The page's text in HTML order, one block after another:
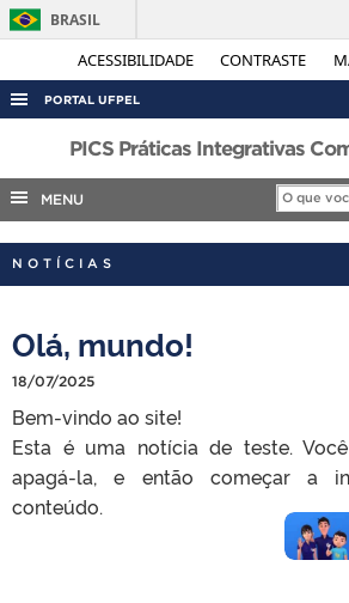
ACESSIBILIDADE CONTRASTE
BRASIL
PORTAL UFPEL
ACESSO À INFORMAÇÃO
AUDITORIA
COBALTO
CONCURSOS
INTERNACIONAL
OUVIDORIA
PORTARIAS
PICS Práticas Integrativas
MENU
NOTÍCIAS
Olá, mundo!
18/07/2025
Bem-vindo ao site!
Esta é uma notícia de teste.
apagá-la, e então começar a
conteúdo.